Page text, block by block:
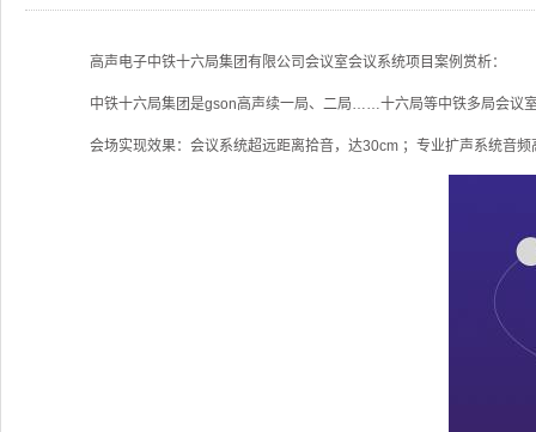
高声电子中铁十六局集团有限公司会议室会议系统项目案例赏析：
中铁十六局集团是gson高声续一局、二局……十六局等中铁多局会议
会场实现效果：会议系统超远距离拾音，达30cm ；专业扩声系统音